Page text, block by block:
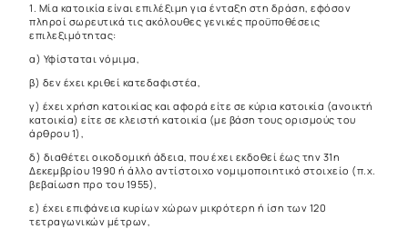
1. Μία κατοικία είναι επιλέξιμη για ένταξη στη δράση, εφόσον
πληροί σωρευτικά τις ακόλουθες γενικές προϋποθέσεις
επιλεξιμότητας:
α) Υφίσταται νόμιμα,
β) δεν έχει κριθεί κατεδαφιστέα,
γ) έχει χρήση κατοικίας και αφορά είτε σε κύρια κατοικία (ανοικτή
κατοικία) είτε σε κλειστή κατοικία (με βάση τους ορισμούς του
άρθρου 1),
δ) διαθέτει οικοδομική άδεια, που έχει εκδοθεί έως την 31η
Δεκεμβρίου 1990 ή άλλο αντίστοιχο νομιμοποιητικό στοιχείο (π.χ.
βεβαίωση προ του 1955),
ε) έχει επιφάνεια κυρίων χώρων μικρότερη ή ίση των 120
τετραγωνικών μέτρων,